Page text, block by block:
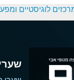
לוגיסטיים